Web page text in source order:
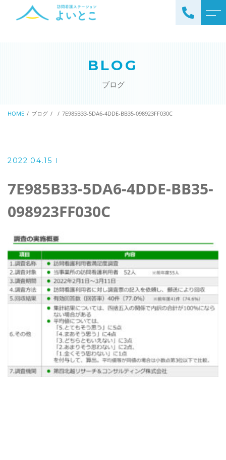
ステーションについて
訪問看護の流れ
掲示事項
公開情報
025-311-1290
お問い合わせ
メール・フォーム
BLOG
ブログ
HOME ブログ 7E985B33-5DA6-4DDE-BB35-098923FF030C
2022.04.15
7E985B33-5DA6-4DDE-BB35-
098923FF030C